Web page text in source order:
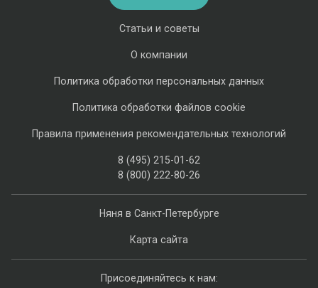
Няня в Санкт-Петербурге
Карта сайта
Статьи и советы
О компании
Политика обработки персональных данных
Политика обработки файлов cookie
Правила применения рекомендательных технологий
8 (495) 215-01-62
8 (800) 222-80-26
Присоединяйтесь к нам: